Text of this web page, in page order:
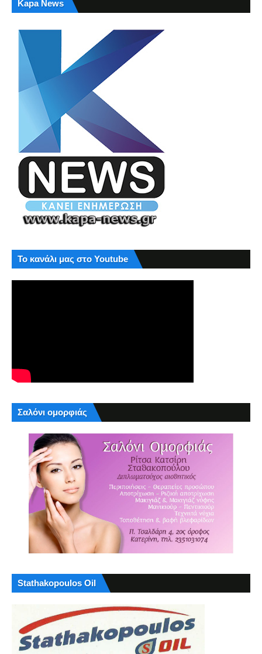
Kapa News
Το κανάλι μας στο Youtube
Σαλόνι ομορφιάς
Stathakopoulos Oil